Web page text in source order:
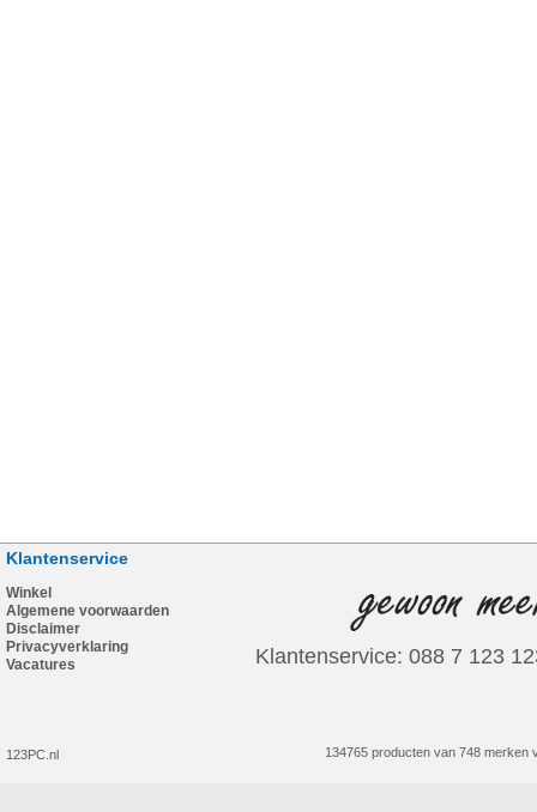
Klantenservice
Winkel
Algemene voorwaarden
Disclaimer
Privacyverklaring
Vacatures
123PC.nl
Klantenservice: 088 7 123
134765 producten van 748 merken